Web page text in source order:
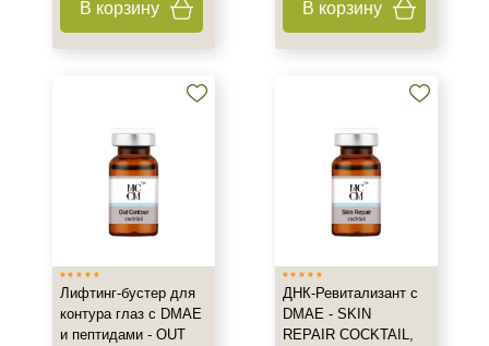
В корзину В корзину
Лифтинг-бустер для
контура глаз с DMAE
и пептидами - OUT
ДНК-Ревитализант с
DMAE - SKIN
REPAIR COCKTAIL,